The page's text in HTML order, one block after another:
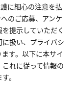
に細心の注意を払
のご応募、アンケ
提示していただく
扱い、プライバシ
す。以下に本サイ
れに従って情報の
。